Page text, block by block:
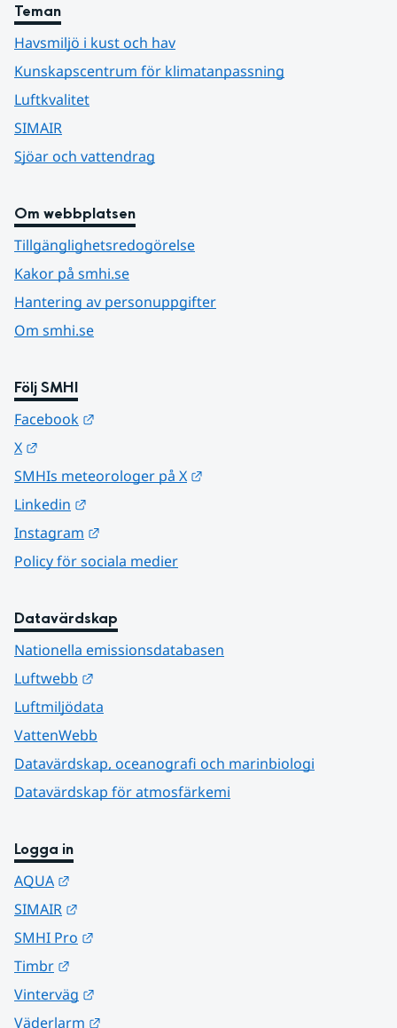
Teman
Havsmiljö i kust och hav
Kunskapscentrum för klimatanpassning
Luftkvalitet
SIMAIR
Sjöar och vattendrag
Om webbplatsen
Tillgänglighetsredogörelse
Kakor på smhi.se
Hantering av personuppgifter
Om smhi.se
Följ SMHI
Facebook
X
SMHIs meteorologer på X
Linkedin
Instagram
Policy för sociala medier
Datavärdskap
Nationella emissionsdatabasen
Luftwebb
Luftmiljödata
VattenWebb
Datavärdskap, oceanografi och marinbiologi
Datavärdskap för atmosfärkemi
Logga in
AQUA
SIMAIR
SMHI Pro
Timbr
Vinterväg
Väderlarm